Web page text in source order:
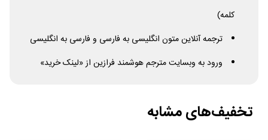
کلمه)
ترجمه آنلاین متون انگلیسی به فارسی و فارسی به انگلیسی
ورود به وبسایت مترجم هوشمند فرازین از «لینک خرید»
تخفیف‌های مشابه